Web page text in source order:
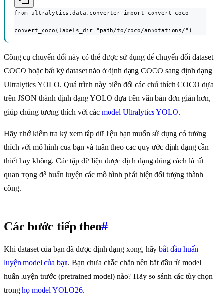
from ultralytics.data.converter import convert_coco
convert_coco(labels_dir="path/to/coco/annotations/")
Công cụ chuyển đổi này có thể được sử dụng để chuyển đổi dataset
COCO hoặc bất kỳ dataset nào ở định dạng COCO sang định dạng
Ultralytics YOLO. Quá trình này biến đổi các chú thích COCO dựa
trên JSON thành định dạng YOLO dựa trên văn bản đơn giản hơn,
giúp chúng tương thích với các model Ultralytics YOLO.
Hãy nhớ kiểm tra kỹ xem tập dữ liệu bạn muốn sử dụng có tương
thích với mô hình của bạn và tuân theo các quy ước định dạng cần
thiết hay không. Các tập dữ liệu được định dạng đúng cách là rất
quan trọng để huấn luyện các mô hình phát hiện đối tượng thành
công.
Các bước tiếp theo#
Khi dataset của bạn đã được định dạng xong, hãy bắt đầu huấn
luyện model của bạn. Bạn chưa chắc chắn nên bắt đầu từ model
huấn luyện trước (pretrained model) nào? Hãy so sánh các tùy chọn
trong họ model YOLO26.